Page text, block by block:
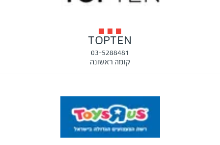
TOPTEN
03-5288481
קומה ראשונה